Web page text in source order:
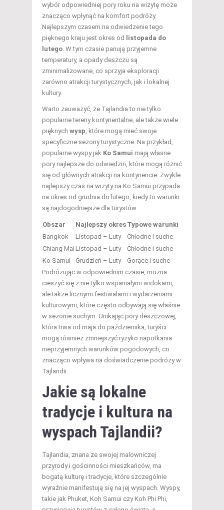
wybór odpowiedniej pory roku na wizytę może
znacząco wpłynąć na komfort podróży.
Najlepszym czasem na odwiedzenie tego
pięknego kraju jest okres od listopada do
lutego . W tym czasie panują przyjemne
temperatury, a opady deszczu są
zminimalizowane, co sprzyja eksploracji
zarówno atrakcji turystycznych, jak i lokalnej
kultury.
Warto zauważyć, że Tajlandia to nie tylko
popularne tereny kontynentalne, ale także wiele
pięknych wysp , które mogą mieć swoje
specyficzne sezony turystyczne. Na przykład,
popularne wyspy jak Ko Samui mają własne
pory najlepsze do odwiedzin, które mogą różnić
się od głównych atrakcji na kontynencie. Zwykle
najlepszy czas na wizyty na Ko Samui przypada
na okres od grudnia do lutego, kiedy to warunki
są najdogodniejsze dla turystów.
Obszar Najlepszy okres Typowe warunki
Bangkok
Listopad – Luty
Chłodne i suche
Chiang Mai Listopad – Luty
Chłodne i suche
Ko Samui
Grudzień – Luty
Gorące i suche
Podróżując w odpowiednim czasie, można
cieszyć się z nie tylko wspaniałymi widokami,
ale także licznymi festiwalami i wydarzeniami
kulturowymi, które często odbywają się właśnie
w sezonie suchym. Unikając pory deszczowej,
która trwa od maja do października, turyści
mogą również zmniejszyć ryzyko napotkania
nieprzyjemnych warunków pogodowych, co
znacząco wpływa na doświadczenie podróży w
Tajlandii.
Jakie są lokalne
tradycje i kultura na
wyspach Tajlandii?
Tajlandia, znana ze swojej malowniczej
przyrody i gościnności mieszkańców, ma
bogatą kulturę i tradycje, które szczególnie
wyraźnie manifestują się na jej wyspach. Wyspy,
takie jak Phuket, Koh Samui czy Koh Phi Phi,